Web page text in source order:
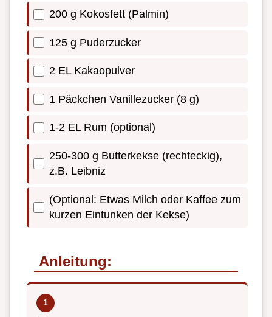
200 g Kokosfett (Palmin)
125 g Puderzucker
2 EL Kakaopulver
1 Päckchen Vanillezucker (8 g)
1-2 EL Rum (optional)
250-300 g Butterkekse (rechteckig),
z.B. Leibniz
(Optional: Etwas Milch oder Kaffee zum
kurzen Eintunken der Kekse)
Anleitung: